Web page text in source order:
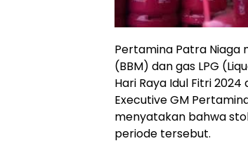
Pertamina Patra Niaga
(BBM) dan gas LPG
Hari Raya Idul Fitri
Executive GM
menyatakan bahwa
periode tersebut.